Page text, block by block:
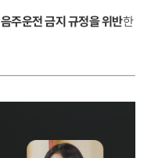
음주운전 금지 규정을 위반한